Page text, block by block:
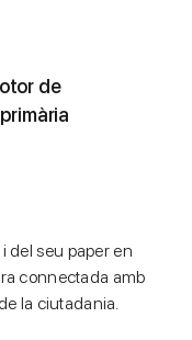
de
del seu paper en
connectada amb
la ciutadania.